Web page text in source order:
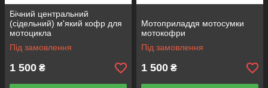
Бічний центральний
(сідельний) м'який кофр для
мотоцикла
Під замовлення
1 500 ₴
Мотоприладдя мотосумки
мотокофри
Під замовлення
1 500 ₴